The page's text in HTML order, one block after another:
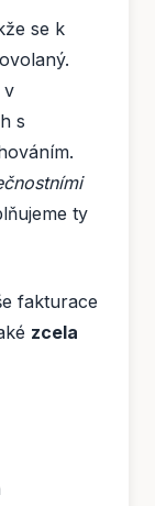
se k
v
s
ty
fakturace
zcela